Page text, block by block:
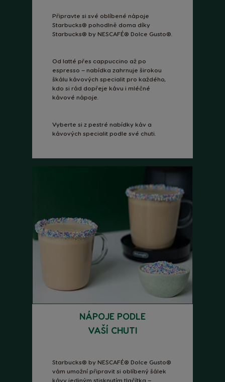
Připravte si své oblíbené nápoje
Starbucks® pohodlně doma díky
Starbucks® by NESCAFÉ® Dolce Gusto®.
Od latté přes cappuccino až po
espresso – nabídka zahrnuje širokou
škálu kávových specialit pro každého,
kdo si rád dopřeje kávu i mléčné
kávové nápoje.
Vyberte si z pestré nabídky káv a
kávových specialit podle své chuti.
NÁPOJE PODLE
VAŠÍ CHUTI
Starbucks® by NESCAFÉ® Dolce Gusto®
vám umožní připravit si oblíbený šálek
kávy jediným stisknutím tlačítka –